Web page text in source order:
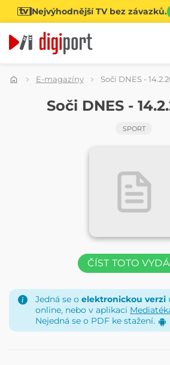
Nejvýhodnější TV bez závazků.
Kategorie
E-magazíny Soči DNES -
Soči DNES -
SPORT
ČÍST TOTO
Jedná se o elektronickou verzi
online, nebo v aplikaci
Nejedná se o PDF ke stažení.